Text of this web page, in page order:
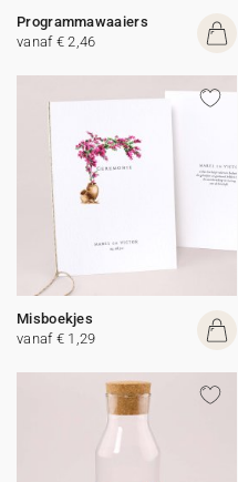
Programmawaaiers
vanaf € 2,46
Misboekjes
vanaf € 1,29